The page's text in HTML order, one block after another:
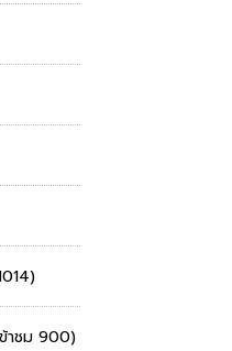
าชม 900)